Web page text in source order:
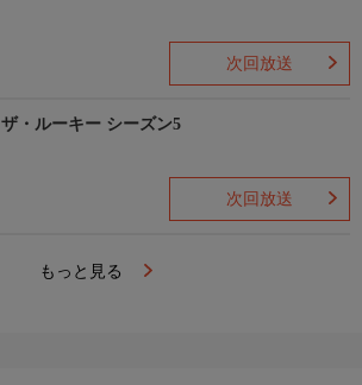
次回放送
ザ・ルーキー シーズン5
次回放送
もっと見る